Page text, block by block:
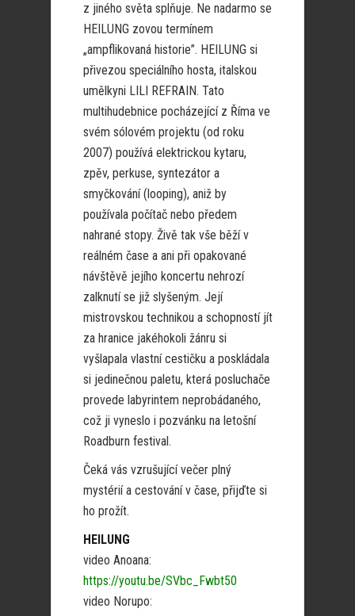
z jiného světa splňuje. Ne nadarmo se
HEILUNG zovou termínem
„ampflikovaná historie”. HEILUNG si
přivezou speciálního hosta, italskou
umělkyni LILI REFRAIN. Tato
multihudebnice pocházející z Říma ve
svém sólovém projektu (od roku
2007) používá elektrickou kytaru,
zpěv, perkuse, syntezátor a
smyčkování (looping), aniž by
používala počítač nebo předem
nahrané stopy. Živě tak vše běží v
reálném čase a ani při opakované
návštěvě jejího koncertu nehrozí
zalknutí se již slyšeným. Její
mistrovskou technikou a schopností jít
za hranice jakéhokoli žánru si
vyšlapala vlastní cestičku a poskládala
si jedinečnou paletu, která posluchače
provede labyrintem neprobádaného,
což ji vyneslo i pozvánku na letošní
Roadburn festival.
Čeká vás vzrušující večer plný
mystérií a cestování v čase, přijďte si
ho prožít.
HEILUNG
video Anoana:
https://youtu.be/SVbc_Fwbt50
video Norupo: